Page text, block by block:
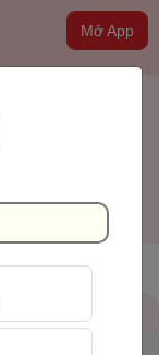
Mở App
QR Code